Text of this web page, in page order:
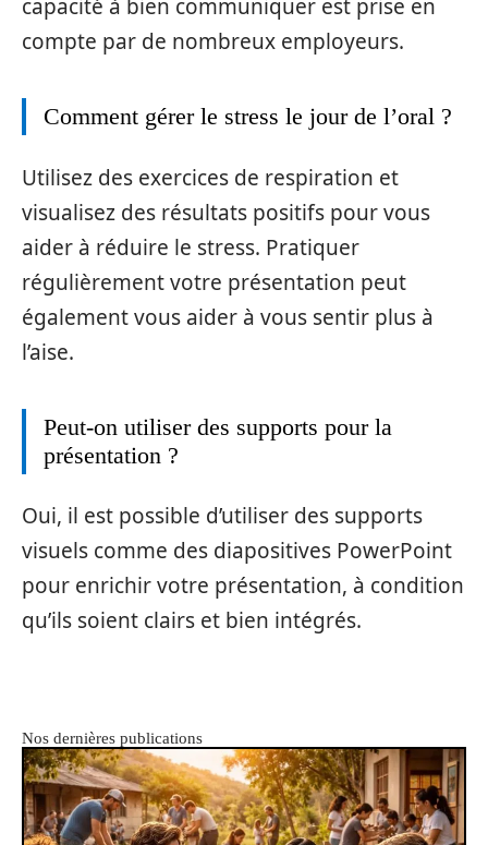
capacité à bien communiquer est prise en
compte par de nombreux employeurs.
Comment gérer le stress le jour de l’oral ?
Utilisez des exercices de respiration et
visualisez des résultats positifs pour vous
aider à réduire le stress. Pratiquer
régulièrement votre présentation peut
également vous aider à vous sentir plus à
l’aise.
Peut-on utiliser des supports pour la
présentation ?
Oui, il est possible d’utiliser des supports
visuels comme des diapositives PowerPoint
pour enrichir votre présentation, à condition
qu’ils soient clairs et bien intégrés.
Nos dernières publications